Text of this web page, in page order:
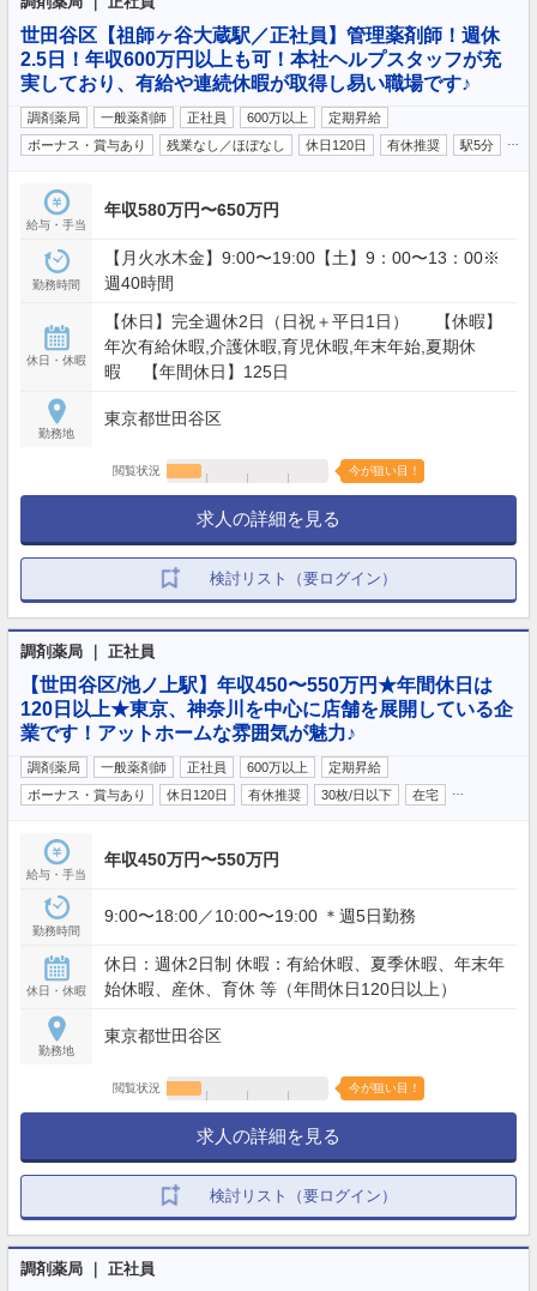
世田谷区【祖師ヶ谷大蔵駅／正社員】管理薬剤師！週休
2.5日！年収600万円以上も可！本社ヘルプスタッフが充
実しており、有給や連続休暇が取得し易い職場です♪
調剤薬局 一般薬剤師 正社員 600万以上
定期昇給
ボーナス・賞与あり
残業なし／ほぼなし 休日120日 有休推奨 駅5分
給与・手当
年収580万円〜650万円
勤務時間
【月火水木金】9:00〜19:00【土】9：00〜13：00※
週40時間
休日・休暇
【休日】完全週休2日（日祝＋平日1日） 【休暇】
年次有給休暇,介護休暇,育児休暇,年末年始,夏期休
暇 【年間休日】125日
勤務地
東京都世田谷区
閲覧状況 今が狙い目！
求人の詳細を見る
検討リスト（要ログイン）
調剤薬局 ｜ 正社員
【世田谷区/池ノ上駅】年収450〜550万円★年間休日は
120日以上★東京、神奈川を中心に店舗を展開している企
業です！アットホームな雰囲気が魅力♪
調剤薬局 一般薬剤師 正社員 600万以上
定期昇給
ボーナス・賞与あり
休日120日 有休推奨 30枚/日以下 在宅
給与・手当
年収450万円〜550万円
勤務時間
9:00〜18:00／10:00〜19:00 ＊週5日勤務
休日・休暇
休日：週休2日制 休暇：有給休暇、夏季休暇、年末年
始休暇、産休、育休 等（年間休日120日以上）
勤務地
東京都世田谷区
閲覧状況 今が狙い目！
求人の詳細を見る
検討リスト（要ログイン）
調剤薬局 ｜ 正社員